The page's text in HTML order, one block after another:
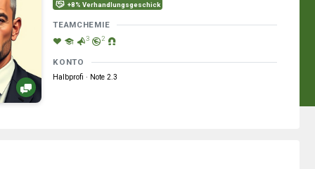
+8% Verhandlungsgeschick
TEAMCHEMIE
3 2
KONTO
Halbprofi · Note 2.3